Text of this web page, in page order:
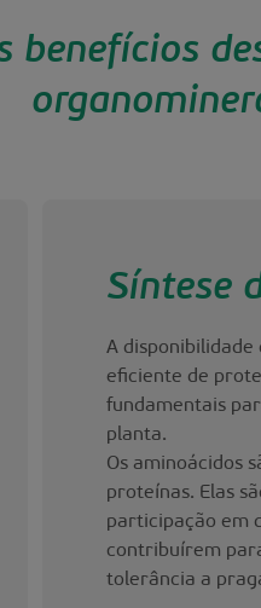
benefícios
Síntese
A disponibilidade
eficiente de
fundamentais
planta.
Os aminoácidos
proteínas. Elas
participação em
contribuírem
tolerância a